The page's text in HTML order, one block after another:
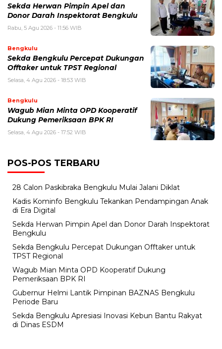
Sekda Herwan Pimpin Apel dan
Donor Darah Inspektorat Bengkulu
Rabu, 5 Agu 2026 - 11:56 WIB
Bengkulu
Sekda Bengkulu Percepat Dukungan
Offtaker untuk TPST Regional
Selasa, 4 Agu 2026 - 18:53 WIB
Bengkulu
Wagub Mian Minta OPD Kooperatif
Dukung Pemeriksaan BPK RI
Selasa, 4 Agu 2026 - 17:52 WIB
POS-POS TERBARU
28 Calon Paskibraka Bengkulu Mulai Jalani Diklat
Kadis Kominfo Bengkulu Tekankan Pendampingan Anak
di Era Digital
Sekda Herwan Pimpin Apel dan Donor Darah Inspektorat
Bengkulu
Sekda Bengkulu Percepat Dukungan Offtaker untuk
TPST Regional
Wagub Mian Minta OPD Kooperatif Dukung
Pemeriksaan BPK RI
Gubernur Helmi Lantik Pimpinan BAZNAS Bengkulu
Periode Baru
Sekda Bengkulu Apresiasi Inovasi Kebun Bantu Rakyat
di Dinas ESDM